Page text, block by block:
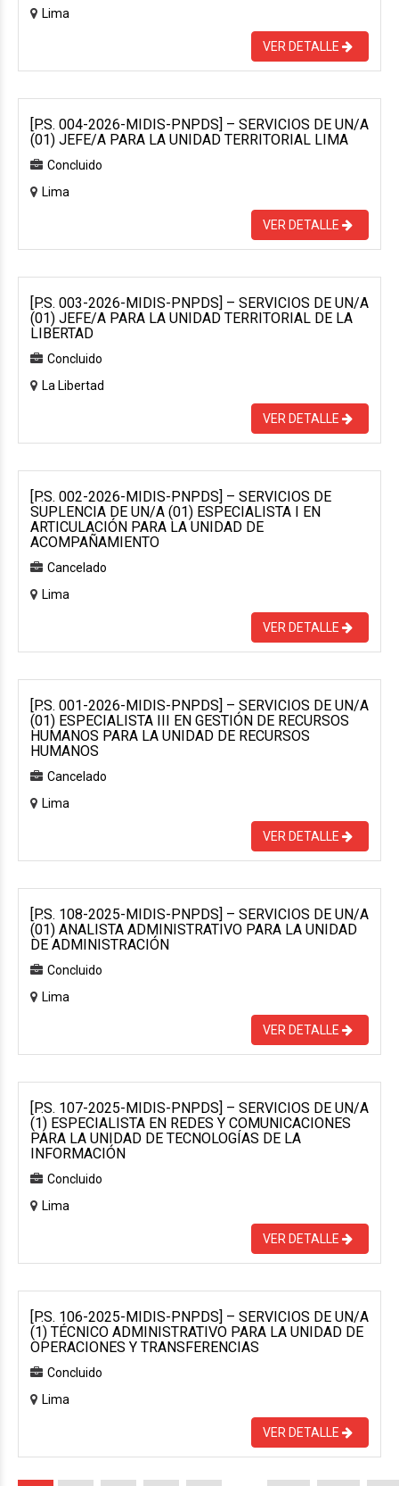
Lima
VER DETALLE
[P.S. 004-2026-MIDIS-PNPDS] – SERVICIOS DE UN/A
(01) JEFE/A PARA LA UNIDAD TERRITORIAL LIMA
Concluido
Lima
VER DETALLE
[P.S. 003-2026-MIDIS-PNPDS] – SERVICIOS DE UN/A
(01) JEFE/A PARA LA UNIDAD TERRITORIAL DE LA
LIBERTAD
Concluido
La Libertad
VER DETALLE
[P.S. 002-2026-MIDIS-PNPDS] – SERVICIOS DE
SUPLENCIA DE UN/A (01) ESPECIALISTA I EN
ARTICULACIÓN PARA LA UNIDAD DE
ACOMPAÑAMIENTO
Cancelado
Lima
VER DETALLE
[P.S. 001-2026-MIDIS-PNPDS] – SERVICIOS DE UN/A
(01) ESPECIALISTA III EN GESTIÓN DE RECURSOS
HUMANOS PARA LA UNIDAD DE RECURSOS
HUMANOS
Cancelado
Lima
VER DETALLE
[P.S. 108-2025-MIDIS-PNPDS] – SERVICIOS DE UN/A
(01) ANALISTA ADMINISTRATIVO PARA LA UNIDAD
DE ADMINISTRACIÓN
Concluido
Lima
VER DETALLE
[P.S. 107-2025-MIDIS-PNPDS] – SERVICIOS DE UN/A
(1) ESPECIALISTA EN REDES Y COMUNICACIONES
PARA LA UNIDAD DE TECNOLOGÍAS DE LA
INFORMACIÓN
Concluido
Lima
VER DETALLE
[P.S. 106-2025-MIDIS-PNPDS] – SERVICIOS DE UN/A
(1) TÉCNICO ADMINISTRATIVO PARA LA UNIDAD DE
OPERACIONES Y TRANSFERENCIAS
Concluido
Lima
VER DETALLE